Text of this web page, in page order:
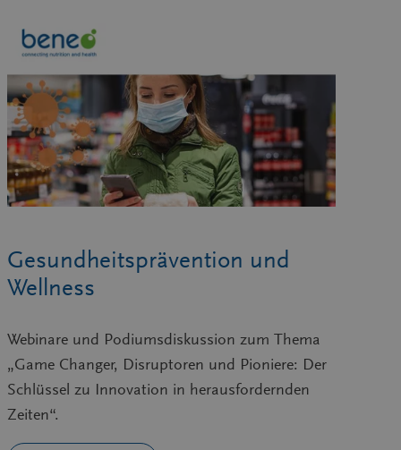
Gesundheitsprävention und
Wellness
Webinare und Podiumsdiskussion zum Thema
„Game Changer, Disruptoren und Pioniere: Der
Schlüssel zu Innovation in herausfordernden
Zeiten“.